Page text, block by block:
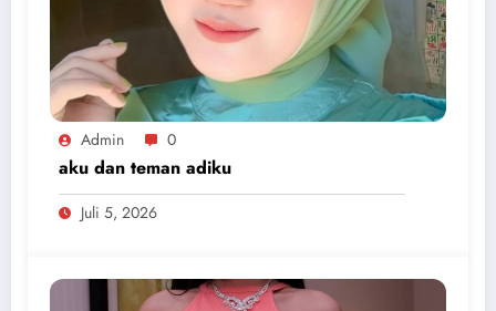
Admin 0
aku dan teman adiku
Juli 5, 2026